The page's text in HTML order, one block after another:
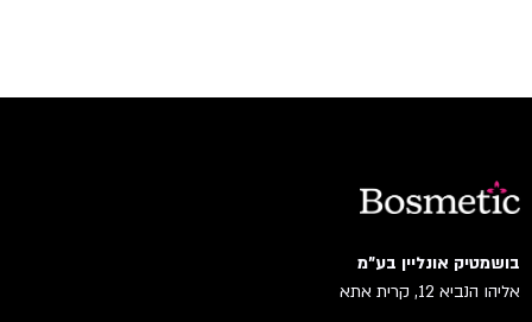
בושמטיק אונליין בע"מ
אליהו הנביא 12, קרית אתא